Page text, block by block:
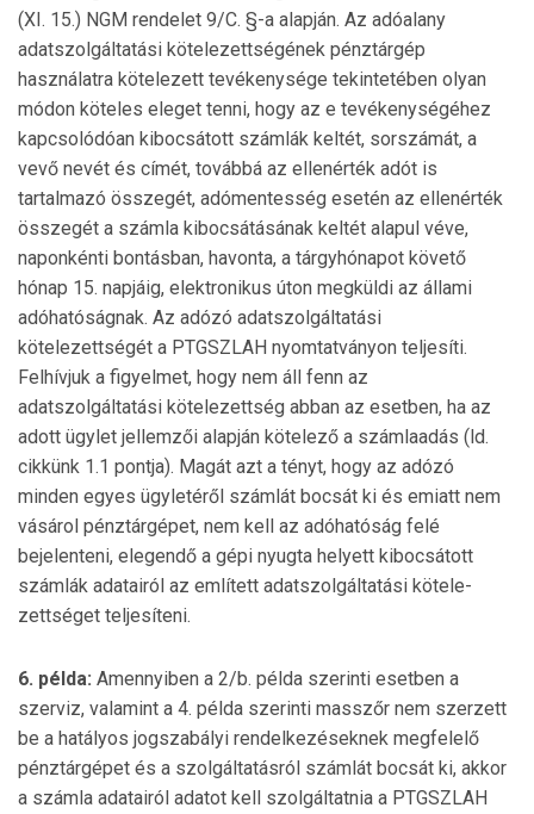
(XI. 15.) NGM rendelet 9/C. §-a alapján. Az adóalany
adatszolgáltatási kö­te­lezettségének pénztárgép
használatra kötelezett tevékeny­sége tekintetében olyan
módon köteles eleget tenni, hogy az e tevékenységéhez
kapcsolódóan kibocsá­tott számlák keltét, sorszámát, a
vevő nevét és címét, to­váb­bá az ellenérték adót is
tartalmazó összegét, adómentesség esetén az ellenérték
összegét a számla kibocsátá­sának kel­tét alapul véve,
napon­kénti bontásban, havonta, a tárgy­hó­napot követő
hónap 15. napjáig, elektronikus úton megküldi az állami
adóhatóságnak. Az adózó adatszolgáltatási
kötelezettségét a PTGSZLAH nyomtatványon tel­jesíti.
Felhívjuk a figyelmet, hogy nem áll fenn az
adatszolgáltatási kötelezettség abban az esetben, ha az
adott ügylet jellemzői alapján kötelező a számlaadás (ld.
cikkünk 1.1 pontja). Magát azt a tényt, hogy az adózó
minden egyes ügyletéről számlát bocsát ki és emiatt nem
vá­sárol pénztárgépet, nem kell az adóhatóság felé
bejelenteni, elegendő a gépi nyugta helyett kibocsátott
számlák adatairól az említett adatszolgáltatási kötele­
zettséget teljesíteni.
6. példa: Amennyiben a 2/b. példa szerinti esetben a
szerviz, valamint a 4. példa szerinti masszőr nem szerzett
be a hatályos jogszabályi rendelkezé­sek­nek megfelelő
pénztárgépet és a szolgáltatásról számlát bocsát ki, akkor
a számla adatairól adatot kell szolgáltatnia a PTGSZLAH